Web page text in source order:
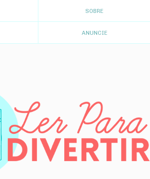
SOBRE
ANUNCIE